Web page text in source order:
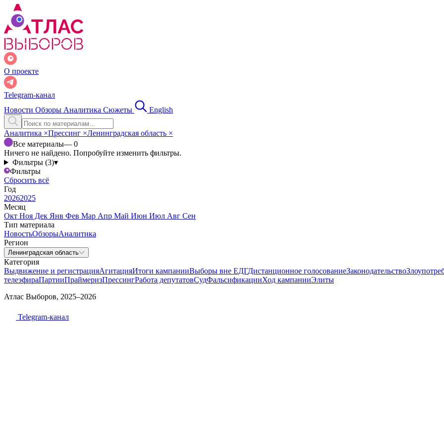
О проекте
Telegram-канал
Новости Обзоры Аналитика Сюжеты English
Аналитика ×Прессинг ×Ленинградская область ×
Все материалы— 0
Ничего не найдено. Попробуйте изменить фильтры.
Фильтры (3)▾
Фильтры
Сбросить всё
Год
20262025
Месяц
Окт Ноя Дек Янв Фев Мар Апр Май Июн Июл Авг Сен
Тип материала
НовостьОбзорыАналитика
Регион
Ленинградская область
Категория
Выдвижение и регистрацияАгитацияИтоги кампанииВыборы вне ЕДГДистанционное голосованиеЗаконодательство
телеэфираПартииПраймеризПрессингРабота депутатовСудФальсификацииХод кампанииЭлиты
Атлас Выборов, 2025–2026
Telegram-канал